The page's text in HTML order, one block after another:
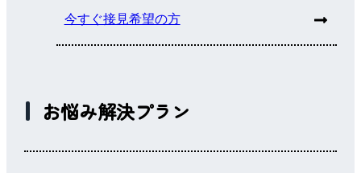
今すぐ接見希望の方
お悩み解決プラン